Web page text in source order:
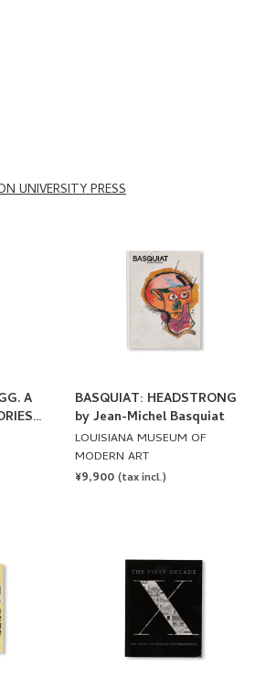
LOUISIANA MUSEUM OF
MODERN ART
REGULAR
PRICE
¥9,900(tax incl.)